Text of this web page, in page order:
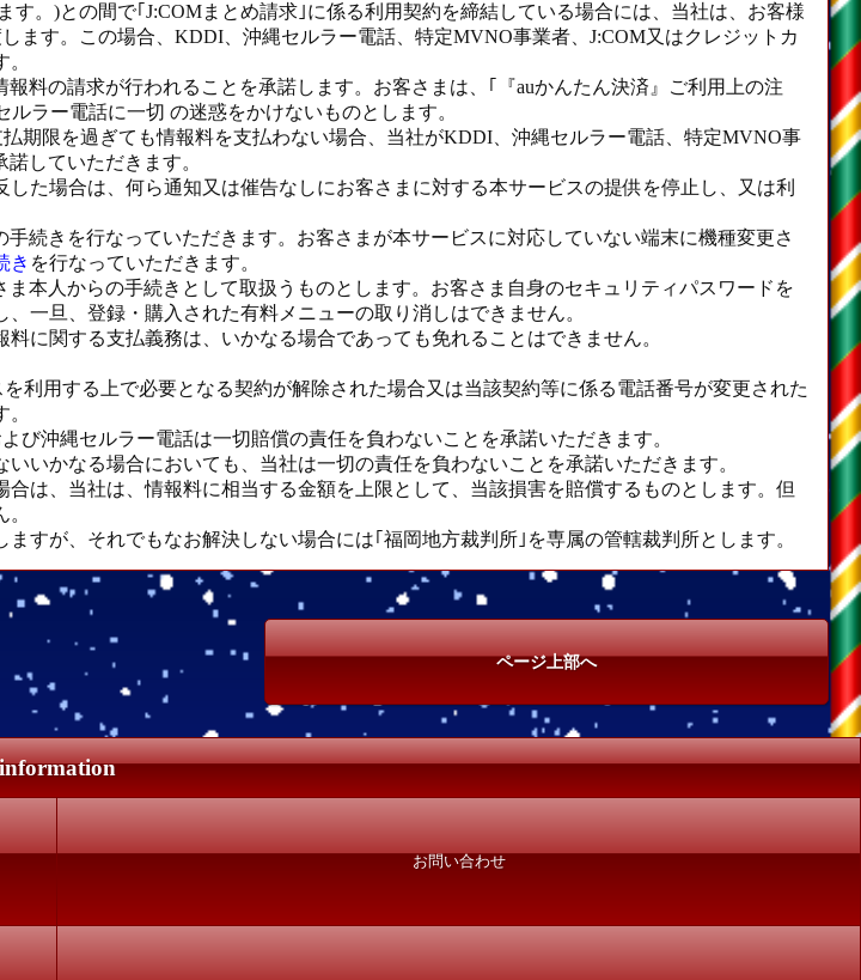
。)との間で｢J:COMまとめ請求｣に係る利用契約を締結している場合には、当社は、お客様
す。この場合、KDDI、沖縄セルラー電話、特定MVNO事業者、J:COM又はクレジットカ
料の請求が行われることを承諾します。お客さまは、｢『auかんたん決済』ご利用上の注
ラー電話に一切 の迷惑をかけないものとします。
期限を過ぎても情報料を支払わない場合、当社がKDDI、沖縄セルラー電話、特定MVNO事
していただきます。
た場合は、何ら通知又は催告なしにお客さまに対する本サービスの提供を停止し、又は利
続きを行なっていただきます。お客さまが本サービスに対応していない端末に機種変更さ
き を行なっていただきます。
本人からの手続きとして取扱うものとします。お客さま自身のセキュリティパスワードを
一旦、登録・購入された有料メニューの取り消しはできません。
に関する支払義務は、いかなる場合であっても免れることはできません。
用する上で必要となる契約が解除された場合又は当該契約等に係る電話番号が変更された
沖縄セルラー電話は一切賠償の責任を負わないことを承諾いただきます。
いかなる場合においても、当社は一切の責任を負わないことを承諾いただきます。
は、当社は、情報料に相当する金額を上限として、当該損害を賠償するものとします。但
すが、それでもなお解決しない場合には｢福岡地方裁判所｣を専属の管轄裁判所とします。
ページ上部へ
information
お問い合わせ